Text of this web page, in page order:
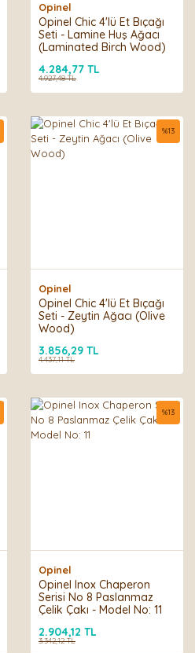
Opinel
Opinel Chic 4'lü Et Bıçağı
Seti - Lamine Huş Ağacı
(Laminated Birch Wood)
4.284,77 TL
4.927,48 TL
Opinel
Opinel Chic 4'lü Et Bıçağı
Seti - Zeytin Ağacı (Olive
Wood)
%13
3.856,29 TL
4.437,11 TL
Opinel
Opinel Inox Chaperon
Serisi No 8 Paslanmaz
Çelik Çakı - Model No: 11
%13
2.904,12 TL
3.342,12 TL